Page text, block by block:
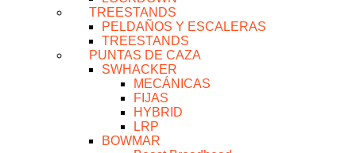
TREESTANDS
PELDAÑOS Y ESCALERAS
TREESTANDS
PUNTAS DE CAZA
SWHACKER
MECÁNICAS
FIJAS
HYBRID
LRP
BOWMAR